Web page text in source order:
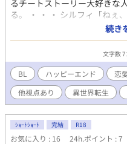
るチートストーリー大好きな
る。 ・ ・ ・ シルフィ「ねぇ
の？」 ガイ「そんな事より
「あー……。ん、もぐもぐ。
に合ったみたいで良かった
造神「お前ら真面目に説明せ
本、不定期連載です。 チート
インCP（固定）】受溺愛＆
人公 【サブCP】竜王国宰相
王(♂)×獣人女性，勇者×？？
（予定）】メインCPはほぼ
り，コメディ寄りだがたまに
続き
文字数
BL ハッピーエンド 恋
他視点あり
異世界転生
ｼｮｰﾄｼｮｰﾄ 完結 R18
お気に入り : 16 24h.ポイント : 7